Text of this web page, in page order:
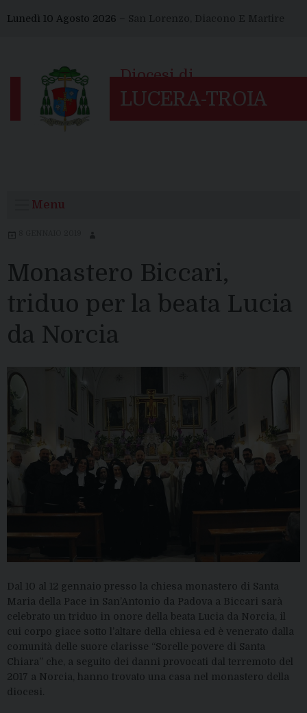
toLunedì 10 Agosto 2026 – San Lorenzo, Diacono E Martire
Menu
Monastero Biccari,
triduo per la beata Lucia
da Norcia
Dal 10 al 12 gennaio presso la chiesa monastero di Santa
Maria della Pace in San’Antonio da Padova a Biccari sarà
celebrato un triduo in onore della beata Lucia da Norcia, il
cui corpo giace sotto l’altare della chiesa ed è venerato dalla
comunità delle suore clarisse “Sorelle povere di Santa
Chiara” che, a seguito dei danni provocati dal terremoto del
2017 a Norcia, hanno trovato una casa nel monastero della
diocesi.